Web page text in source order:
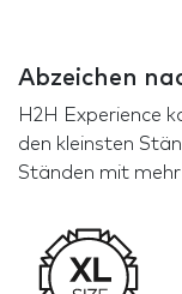
Abzeichen
H2H Experience
den kleinsten
Ständen mit